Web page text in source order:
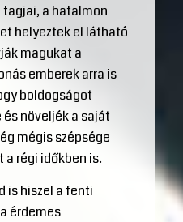
a hatalmon
helyeztek el látható
magukat a
emberek arra is
boldogságot
növeljék a saját
mégis szépsége
régi időkben is.
is hiszel a fenti
érdemes